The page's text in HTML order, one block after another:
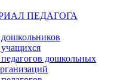
ПЕДАГОГА
дошкольных